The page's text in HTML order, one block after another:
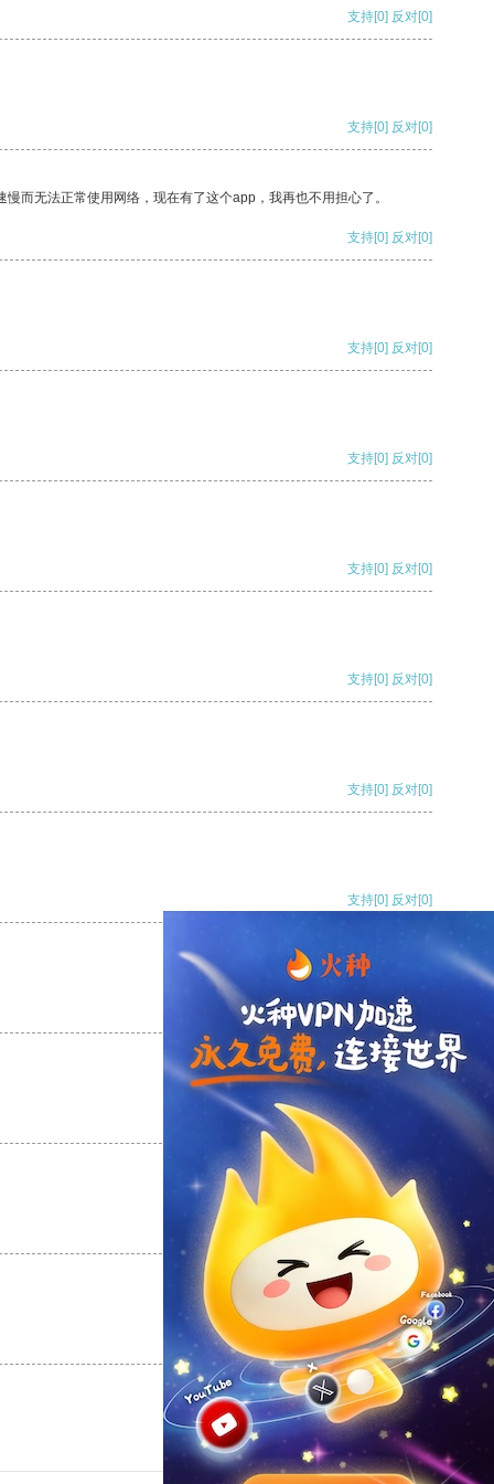
支持[0] 反对[0]
支持[0] 反对[0]
而无法正常使用网络，现在有了这个app，我再也不用担心了。
支持[0] 反对[0]
支持[0] 反对[0]
支持[0] 反对[0]
支持[0] 反对[0]
支持[0] 反对[0]
支持[0] 反对[0]
支持[0] 反对[0]
支持[0] 反对
支持
反对 [0]
支持[0] 反对[0]